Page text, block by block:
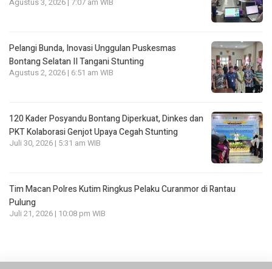
Agustus 3, 2026 | 7:07 am WIB
Pelangi Bunda, Inovasi Unggulan Puskesmas
Bontang Selatan II Tangani Stunting
Agustus 2, 2026 | 6:51 am WIB
120 Kader Posyandu Bontang Diperkuat, Dinkes dan
PKT Kolaborasi Genjot Upaya Cegah Stunting
Juli 30, 2026 | 5:31 am WIB
Tim Macan Polres Kutim Ringkus Pelaku Curanmor di Rantau
Pulung
Juli 21, 2026 | 10:08 pm WIB